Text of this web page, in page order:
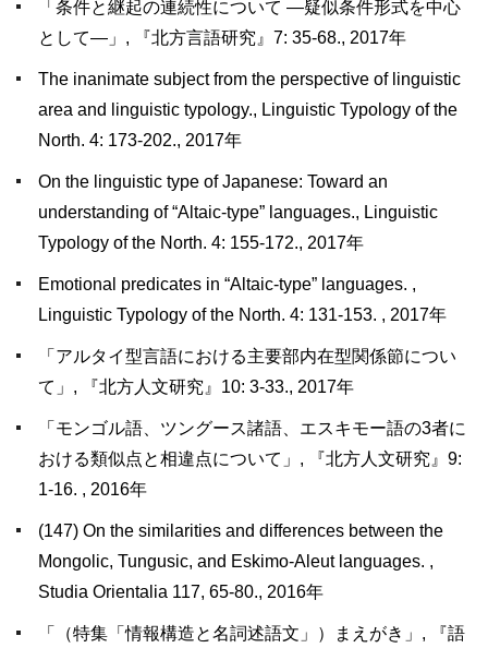
「条件と継起の連続性について ―疑似条件形式を中心
として―」, 『北方言語研究』7: 35-68., 2017年
The inanimate subject from the perspective of linguistic
area and linguistic typology., Linguistic Typology of the
North. 4: 173-202., 2017年
On the linguistic type of Japanese: Toward an
understanding of “Altaic-type” languages., Linguistic
Typology of the North. 4: 155-172., 2017年
Emotional predicates in “Altaic-type” languages. ,
Linguistic Typology of the North. 4: 131-153. , 2017年
「アルタイ型言語における主要部内在型関係節につい
て」, 『北方人文研究』10: 3-33., 2017年
「モンゴル語、ツングース諸語、エスキモー語の3者に
おける類似点と相違点について」, 『北方人文研究』9:
1-16. , 2016年
(147) On the similarities and differences between the
Mongolic, Tungusic, and Eskimo-Aleut languages. ,
Studia Orientalia 117, 65-80., 2016年
「（特集「情報構造と名詞述語文」）まえがき」, 『語